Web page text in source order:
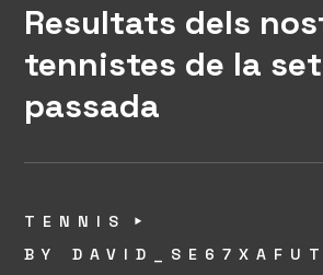
Resultats dels
tennistes de la
passada
TENNIS
BY